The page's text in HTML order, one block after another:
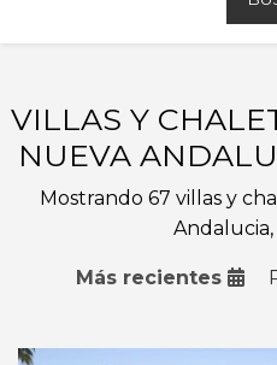
VILLAS Y
NUEVA
Mostrando 67 villas y
Más recientes